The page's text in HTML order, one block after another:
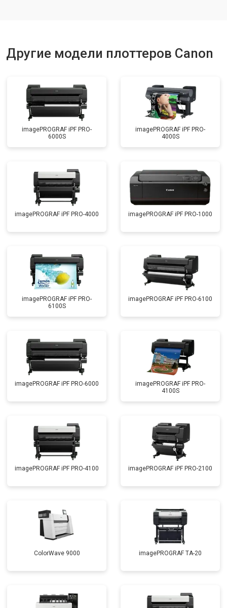
Другие модели плоттеров Canon
imagePROGRAF iPF PRO-
6000S
imagePROGRAF iPF PRO-
4000S
imagePROGRAF iPF PRO-4000 imagePROGRAF iPF PRO-1000
imagePROGRAF iPF PRO-
6100S
imagePROGRAF iPF PRO-6100
imagePROGRAF iPF PRO-6000
imagePROGRAF iPF PRO-
4100S
imagePROGRAF iPF PRO-4100 imagePROGRAF iPF PRO-2100
ColorWave 9000 imagePROGRAF TA-20